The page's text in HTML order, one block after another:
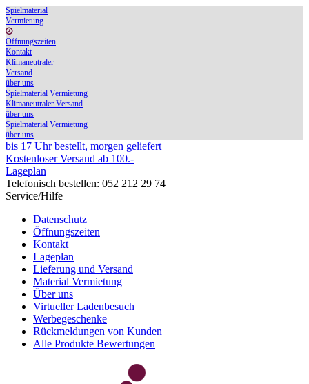
Spielmaterial
Vermietung
Öffnungszeiten
Kontakt
Klimaneutraler
Versand
über uns
Spielmaterial Vermietung
Klimaneutraler Versand
über uns
Spielmaterial Vermietung
über uns
bis 17 Uhr bestellt, morgen geliefert
Kostenloser Versand ab 100.-
Lageplan
Telefonisch bestellen: 052 212 29 74
Service/Hilfe
Datenschutz
Öffnungszeiten
Kontakt
Lageplan
Lieferung und Versand
Material Vermietung
Über uns
Virtueller Ladenbesuch
Werbegeschenke
Rückmeldungen von Kunden
Alle Produkte Bewertungen